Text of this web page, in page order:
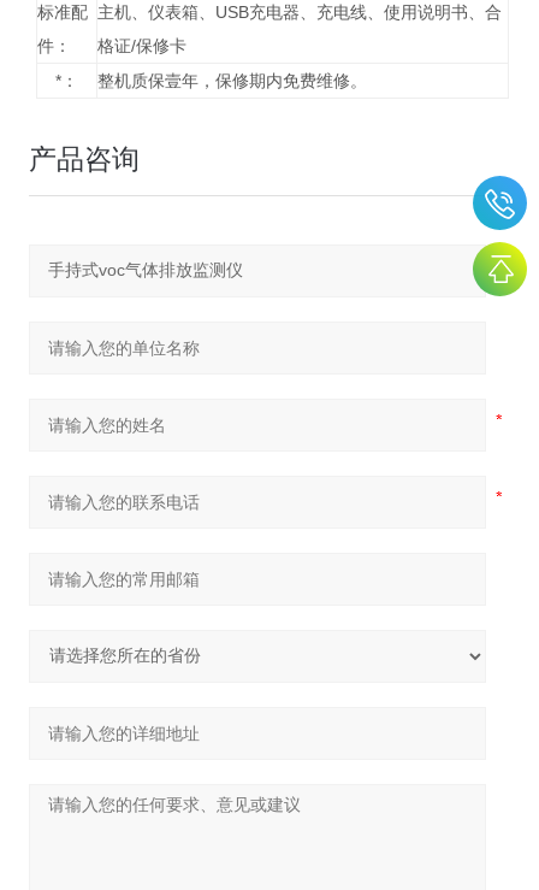
标准配
件：
主机、仪表箱、USB充电器、充电线、使用说明书、合
格证/保修卡
*：
整机质保壹年，保修期内免费维修。
产品咨询